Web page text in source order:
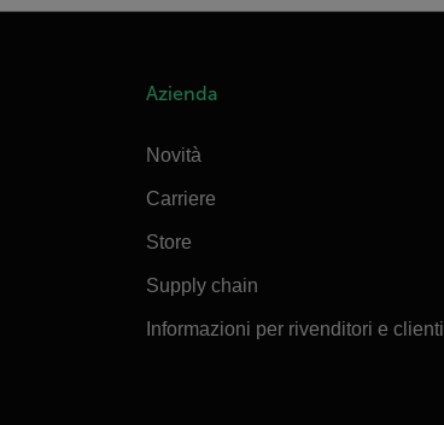
Azienda
Novità
Carriere
Store
Supply chain
Informazioni per rivenditori e clienti